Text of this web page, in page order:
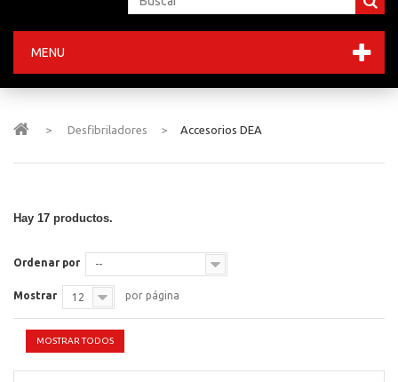
MENU
> Desfibriladores > Accesorios DEA
Hay 17 productos.
Ordenar por --
Mostrar 12 por página
MOSTRAR TODOS